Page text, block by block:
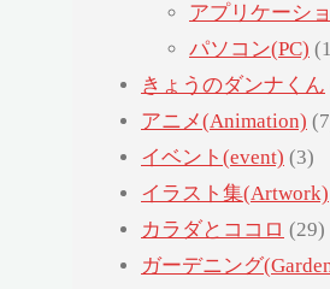
アプリケーシ
パソコン(PC)
きょうのダンナくん
アニメ(Animation)
イベント(event) (3)
イラスト集(Artwork)
カラダとココロ (29)
ガーデニング